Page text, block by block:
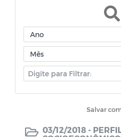
Relação
Boletim
Salvar
03/12/2018 -